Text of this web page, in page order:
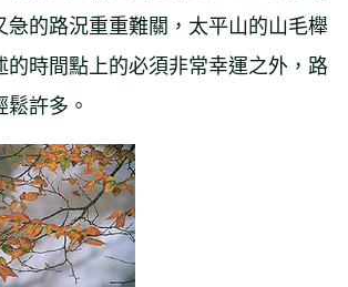
急的路況重重難關，太平山的山毛櫸
的時間點上的必須非常幸運之外，路
許多。